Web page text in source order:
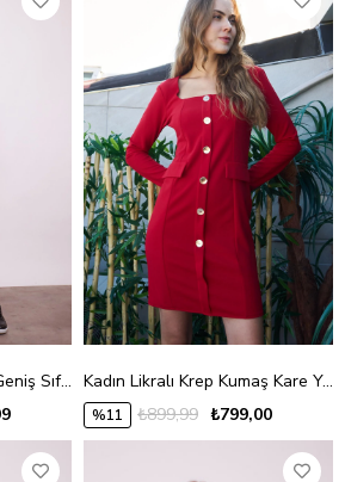
Likrasız Pamuk Kumaş Geniş Sıfır Yaka Kısa Kol Yanları Bağlamalı Kısa Kol Tshirt-Siyah Kadın Likralı Krep Kumaş Kare Yaka Uzun Kol Önü Düğmeli Ofis Ceket Elbise-Kırmızı
%11 ₺799,00
₺899,99